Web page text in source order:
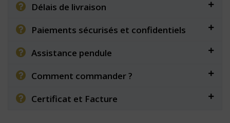
Délais de livraison
Paiements sécurisés et confidentiels
Assistance pendule
Comment commander ?
Certificat et Facture